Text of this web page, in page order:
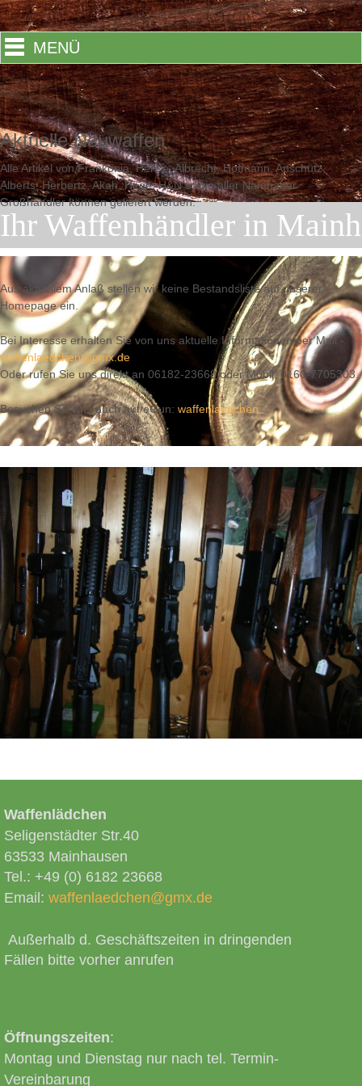
Ihr Waffenhändler in
Sportwaffen
Jagdwaffen
Sammlerwaffen
MENÜ
Aktuelle Neuwaffen
Alle Artikel von Frankonia, Henke, Albrecht, Hofmann, Anschütz,
Alberts, Herbertz, Akah, Hege, H&N sowie aller Namhafter
Großhändler können geliefert werden.
Aus aktuellem Anlaß stellen wir keine Bestandsliste auf unserer
Homepage ein.
Bei Interesse erhalten Sie von uns aktuelle Informationen per Mail -
waffenlaedchen@gmx.de
Oder rufen Sie uns direkt an 06182-23668 oder Mobil: 0160-7705303.
Besuchen Sie uns auch auf eGun: waffenlaedchen
Waffenlädchen
Seligenstädter Str.40
63533 Mainhausen
Tel.: +49 (0) 6182 23668
Email: waffenlaedchen@gmx.de
Außerhalb d. Geschäftszeiten in dringenden
Fällen bitte vorher anrufen
Öffnungszeiten:
Montag und Dienstag nur nach tel. Termin-
Vereinbarung